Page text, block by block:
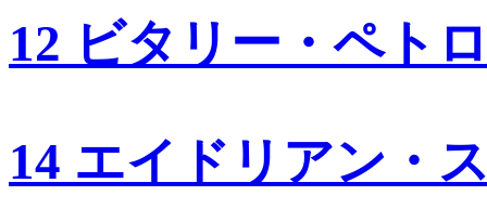
12 ビタリー・ペト
14 エイドリアン・